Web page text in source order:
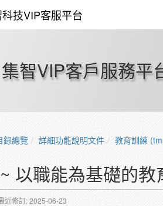
技VIP客服平台
集智VIP客戶服務平
錄總覽 詳細功能說明文件 教育訓練
以職能為基礎的教
近修訂: 2025-06-23